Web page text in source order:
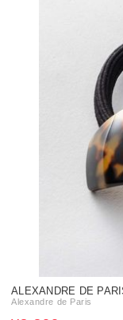
ALEXANDRE DE
Alexandre de Paris